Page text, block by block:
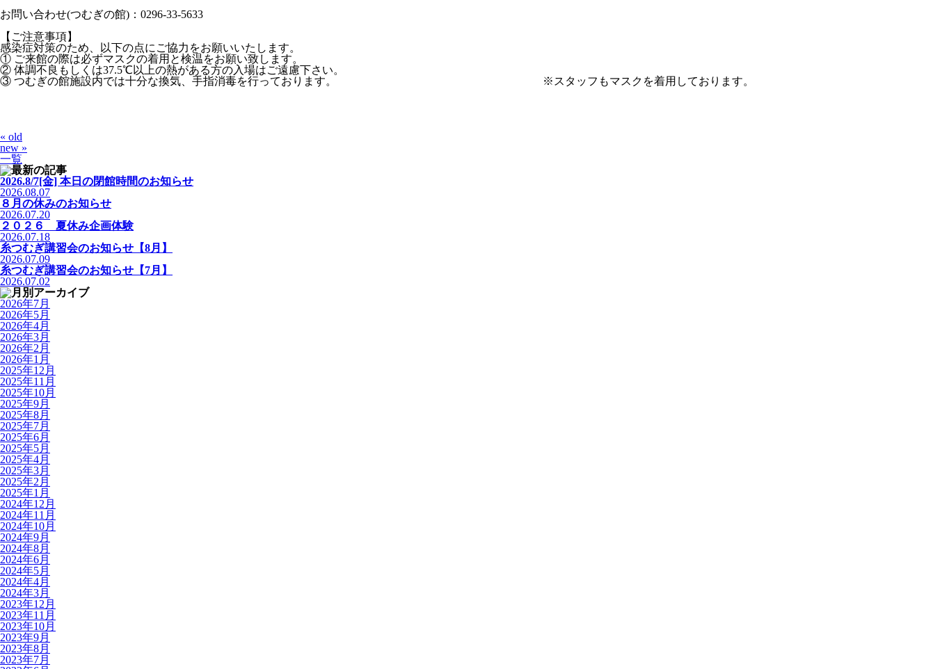
お問い合わせ(つむぎの館)：0296-33-5633
【ご注意事項】
感染症対策のため、以下の点にご協力をお願いいたします。
① ご来館の際は必ずマスクの着用と検温をお願い致します。
② 体調不良もしくは37.5℃以上の熱がある方の入場はご遠慮下さい。
③ つむぎの館施設内では十分な換気、手指消毒を行っております。 ※スタッフもマスクを着用しております。
« old
new »
一覧
2026.8/7[金] 本日の閉館時間のお知らせ
2026.08.07
８月の休みのお知らせ
2026.07.20
２０２６ 夏休み企画体験
2026.07.18
糸つむぎ講習会のお知らせ【8月】
2026.07.09
糸つむぎ講習会のお知らせ【7月】
2026.07.02
2026年7月
2026年5月
2026年4月
2026年3月
2026年2月
2026年1月
2025年12月
2025年11月
2025年10月
2025年9月
2025年8月
2025年7月
2025年6月
2025年5月
2025年4月
2025年3月
2025年2月
2025年1月
2024年12月
2024年11月
2024年10月
2024年9月
2024年8月
2024年6月
2024年5月
2024年4月
2024年3月
2023年12月
2023年11月
2023年10月
2023年9月
2023年8月
2023年7月